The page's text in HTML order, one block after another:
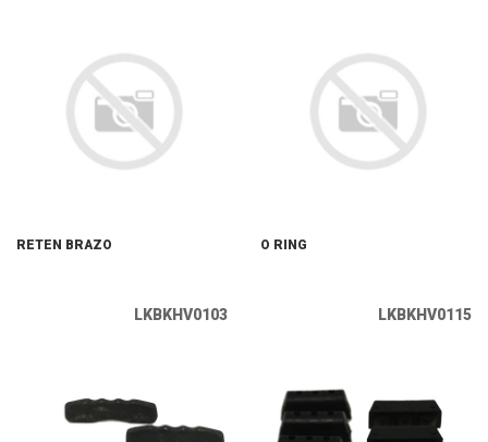
RETEN BRAZO
LKBKHV0103
O RING
LKBKHV0115